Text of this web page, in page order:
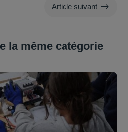
Article suivant $
la même catégorie